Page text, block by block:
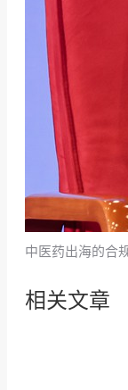
中医药出海的合
相关文章